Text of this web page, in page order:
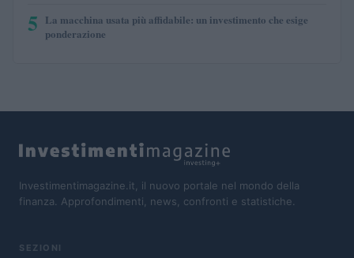
5 La macchina usata più affidabile: un investimento che esige
ponderazione
Investimentimagazine.it, il nuovo portale nel mondo della
finanza. Approfondimenti, news, confronti e statistiche.
SEZIONI